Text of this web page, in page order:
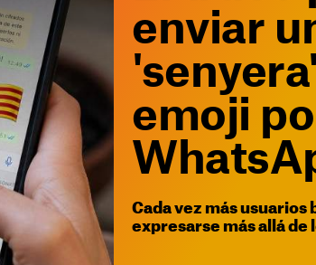
enviar
emoji
Cada vez más
expresarse más allá de